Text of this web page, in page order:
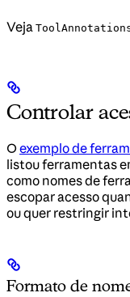
Veja
Controlar
Oexemplo de
listou ferramentas
como nomes de
escopar acesso
ou quer restringir
Formato de